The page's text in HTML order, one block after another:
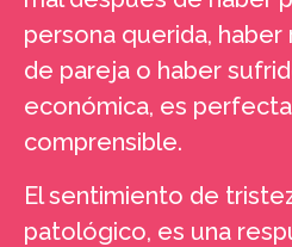
persona querida,
de pareja o haber
económica, es
comprensible.
El sentimiento de
patológico, es una